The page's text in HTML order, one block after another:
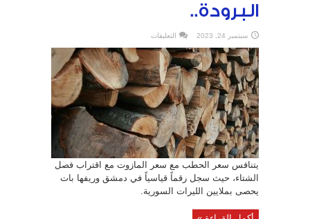
البرودة..
سبتمبر 24, 2023 التعليقات
أم
المازوت..
ارتفاع
حرارة
المنافسة
مع
اقتراب
فصل
البرودة..
مغلقة
يتنافس سعر الحطب مع سعر المازوت مع اقتراب فصل
الشتاء، حيث سجل رقماً قياسياً في دمشق وريفها بات
يحصى بملايين الليرات السورية.